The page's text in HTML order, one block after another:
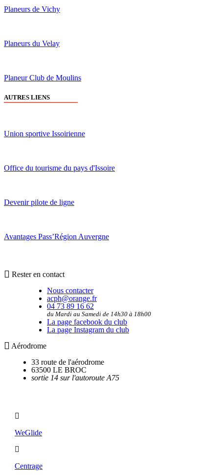
Planeurs de Vichy
Planeurs du Velay
Planeur Club de Moulins
AUTRES LIENS
Union sportive Issoirienne
Office du tourisme du pays d'Issoire
Devenir pilote de ligne
Avantages Pass’Région Auvergne
Rester en contact
Nous contacter
acph@orange.fr
04 73 89 16 62
du Mardi au Samedi de 14h30 à 18h00
La page facebook du club
La page Instagram du club
Aérodrome
33 route de l'aérodrome
63500 LE BROC
sortie 14 sur l'autoroute A75
WeGlide
Centrage